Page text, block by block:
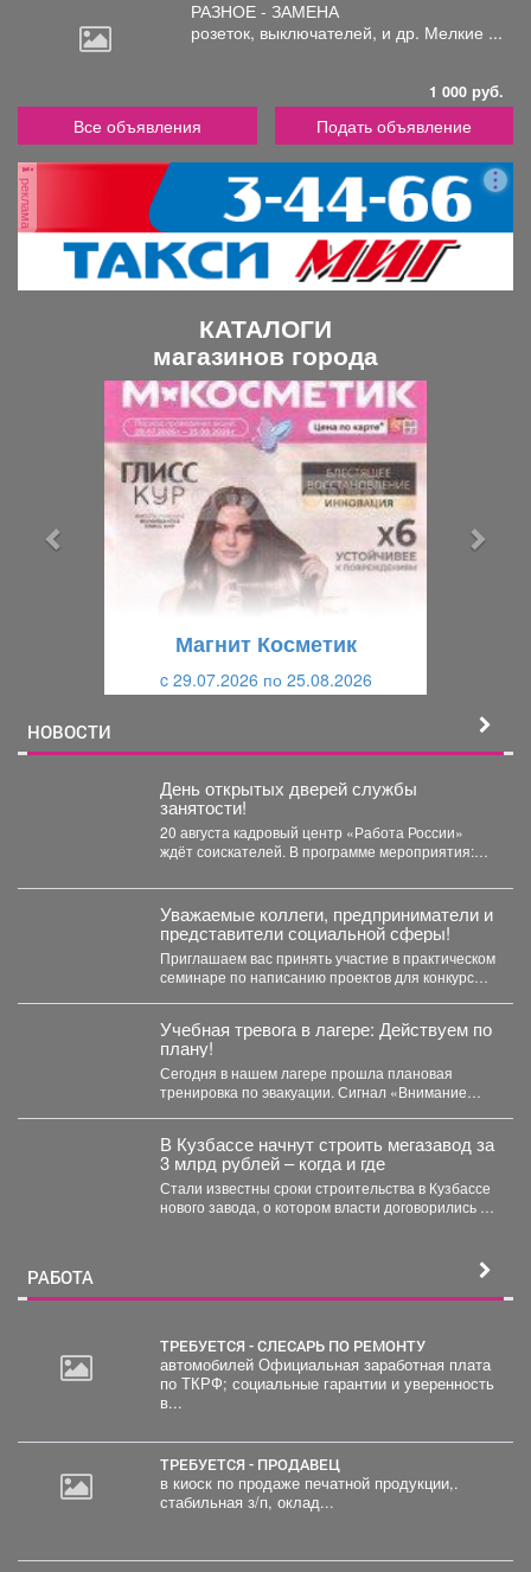
РАЗНОЕ - ЗАМЕНА
розеток, выключателей, и др. Мелкие ...
1 000 руб.
Все объявления Подать объявление
реклама
КАТАЛОГИ
магазинов города
Магнит Косметик
c 29.07.2026 по 25.08.2026
НОВОСТИ
День открытых дверей службы
занятости!
20 августа кадровый центр «Работа России»
ждёт соискателей. В программе мероприятия:
Уважаемые коллеги, предприниматели и
представители социальной сферы!
Приглашаем вас принять участие в практическом
семинаре по написанию проектов для конкурсов
Учебная тревога в лагере: Действуем по
плану!
Сегодня в нашем лагере прошла плановая
тренировка по эвакуации. Сигнал «Внимание
В Кузбассе начнут строить мегазавод за
3 млрд рублей – когда и где
Стали известны сроки строительства в Кузбассе
нового завода, о котором власти договорились в
РАБОТА
ТРЕБУЕТСЯ - СЛЕСАРЬ ПО РЕМОНТУ
автомобилей Официальная заработная плата
по ТКРФ; социальные гарантии и уверенность
в...
ТРЕБУЕТСЯ - ПРОДАВЕЦ
в киоск по продаже печатной продукции,.
стабильная з/п, оклад...